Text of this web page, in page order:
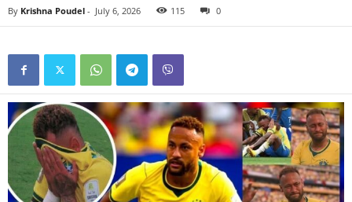
By Krishna Poudel - July 6, 2026 115 0